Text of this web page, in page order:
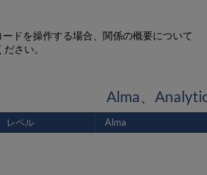
ドを操作する場合、関係の概要について
さい。
Alma、
レベル Alma